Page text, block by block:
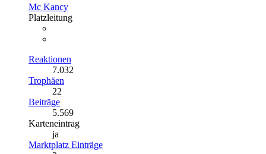
Mc Kancy
Platzleitung
Reaktionen
7.032
Trophäen
22
Beiträge
5.569
Karteneintrag
ja
Marktplatz Einträge